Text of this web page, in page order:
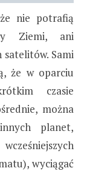
nie potrafią
Ziemi, ani
Sami
że w oparciu
czasie
można
planet,
wyciągać